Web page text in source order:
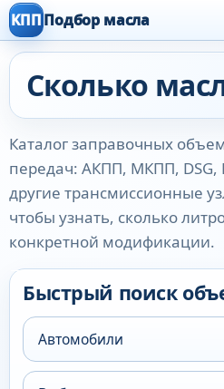
КПППодбор масла
Сколько
Каталог заправочных
передач: АКПП, МКПП, DSG,
другие трансмиссионные
чтобы узнать, сколько
конкретной модификации.
Быстрый поиск